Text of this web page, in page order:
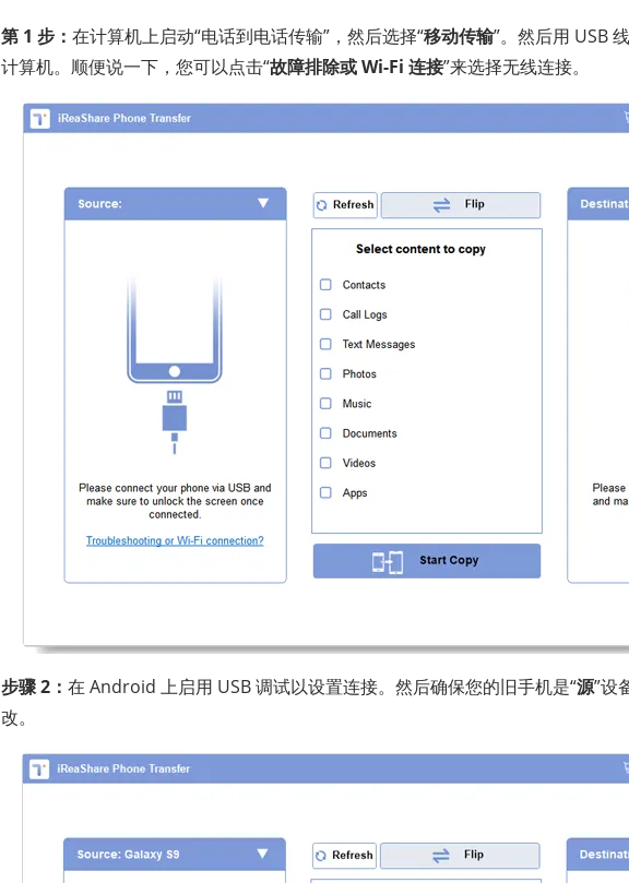
第 1 步： 在计算机上启动“电话到电话传输”，然后选择“移动传输”。然后用 USB
计算机。顺便说一下，您可以点击“故障排除或 Wi-Fi 连接”来选择无线连接。
步骤 2： 在 Android 上启用 USB 调试以设置连接。然后确保您的旧手机是“源”设
改。